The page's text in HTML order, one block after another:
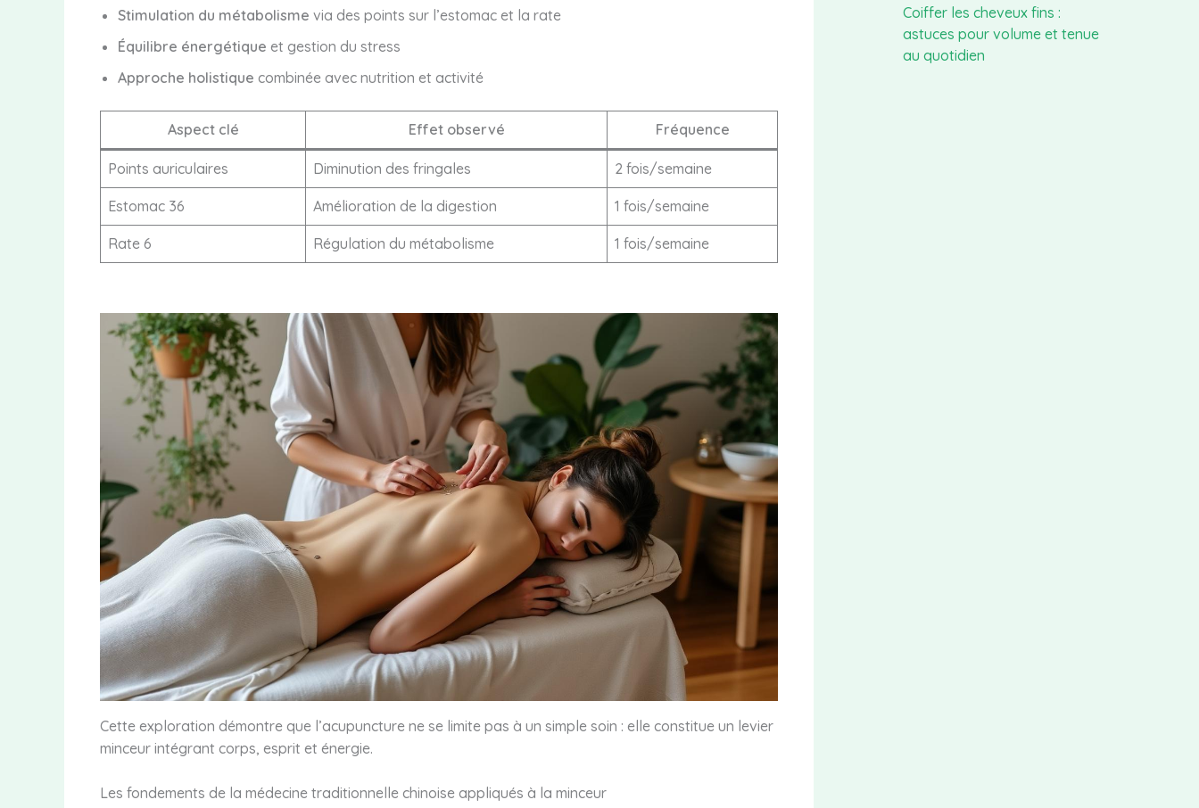
Stimulation du métabolisme via des points sur l’estomac et la rate
Équilibre énergétique et gestion du stress
Approche holistique combinée avec nutrition et activité
Aspect clé Effet observé Fréquence
Points auriculaires Diminution des fringales 2 fois/semaine
Estomac 36 Amélioration de la digestion 1 fois/semaine
Rate 6 Régulation du métabolisme 1 fois/semaine
Cette exploration démontre que l’acupuncture ne se limite pas à un simple soin : elle constitue un levier
minceur intégrant corps, esprit et énergie.
Les fondements de la médecine traditionnelle chinoise appliqués à la minceur
Coiffer les cheveux fins :
astuces pour volume et tenue
au quotidien